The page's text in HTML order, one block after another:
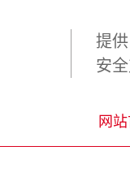
提供
安
网